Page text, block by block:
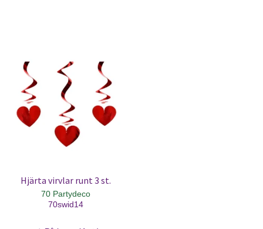
Hjärta virvlar runt 3 st.
70 Partydeco
70swid14